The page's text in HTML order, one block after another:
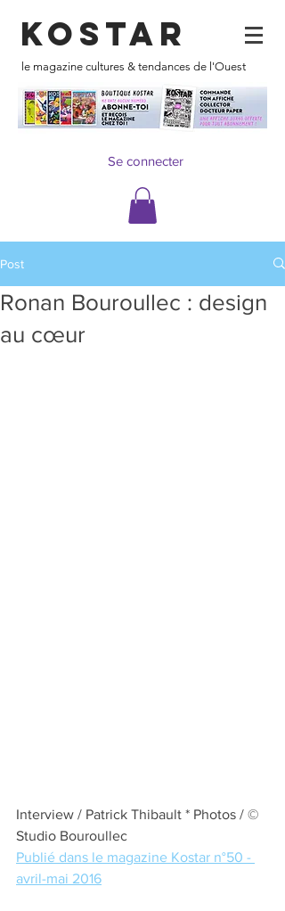
KOSTAR
le magazine cultures & tendances de l'Ouest
Se connecter
Post
Ronan Bouroullec : design
au cœur
Interview / Patrick Thibault * Photos / ©
Studio Bouroullec
Publié dans le magazine Kostar n°50 -
avril-mai 2016